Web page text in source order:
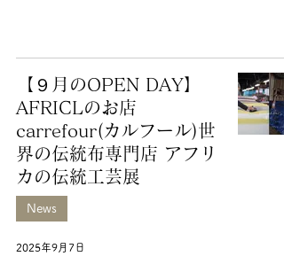
【９月のOPEN DAY】
AFRICLのお店
carrefour(カルフール)世
界の伝統布専門店 アフリ
カの伝統工芸展
News
2025年9月7日